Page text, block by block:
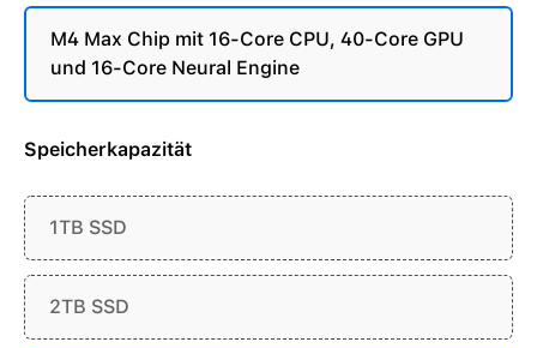
M4 Max Chip mit 16-Core CPU, 40-Core GPU
und 16-Core Neural Engine
Speicherkapazität
1TB SSD
2TB SSD